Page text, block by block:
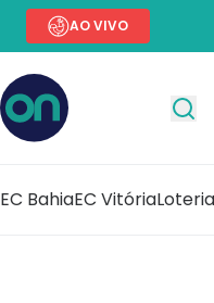
AO VIVO
EC BahiaEC Vitória